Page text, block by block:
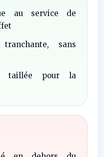
au service de
sans
taillée pour la